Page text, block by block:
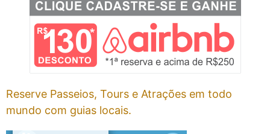
Reserve Passeios, Tours e Atrações em todo
mundo com guias locais.